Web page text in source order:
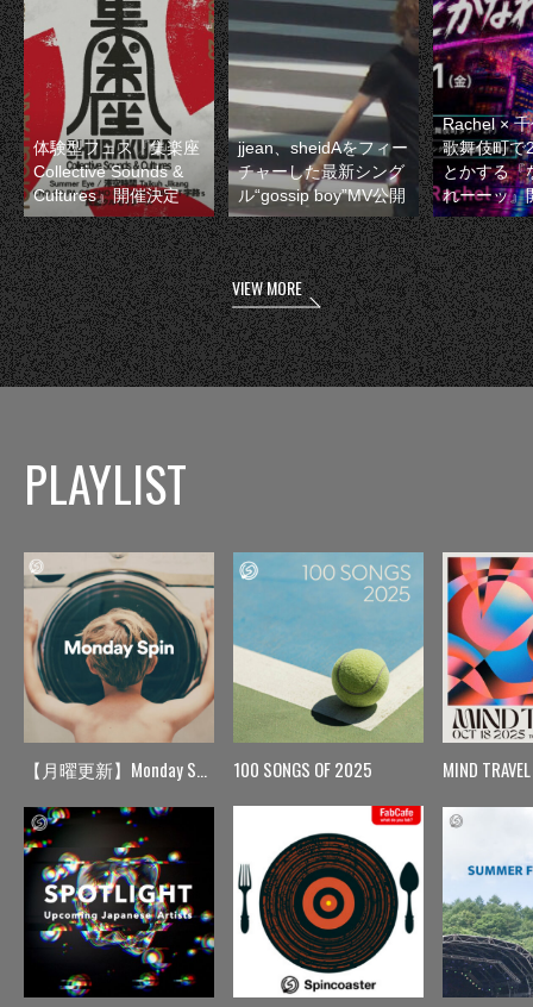
体験型フェス『集楽座
Collective Sounds &
Cultures』開催決定
jjean、sheidAをフィー
チャーした最新シング
ル“gossip boy”MV公開
Rachel ×
歌舞伎町で
とかする『
れーーッ』
VIEW MORE
PLAYLIST
【月曜更新】Monday Spin 100 SONGS OF 2025 MIND TRAVEL